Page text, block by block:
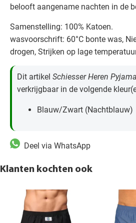
belooft aangename nachten in de
Samenstelling: 100% Katoen.
wasvoorschrift: 60°C bonte was,
drogen, Strijken op lage
Dit artikel Schiesser Heren
verkrijgbaar in de volgende
Blauw/Zwart (Nachtblauw)
Deel via WhatsApp
Klanten kochten ook